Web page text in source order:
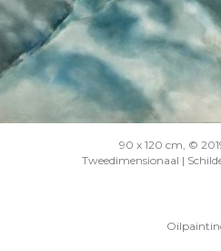
90 x 120 cm, ©
Tweedimensionaal |